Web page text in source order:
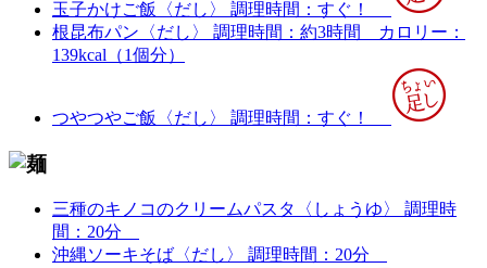
玉子かけご飯〈だし〉
調理時間：すぐ！
根昆布パン〈だし〉
調理時間：約3時間
カロリー：
139kcal（1個分）
つやつやご飯〈だし〉 調理時間：すぐ！
三種のキノコのクリームパスタ〈しょうゆ〉
調理時
間：20分
沖縄ソーキそば〈だし〉
調理時間：20分